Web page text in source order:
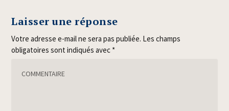
Laisser une réponse
Votre adresse e-mail ne sera pas publiée. Les champs
obligatoires sont indiqués avec *